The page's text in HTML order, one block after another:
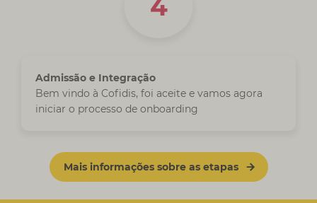
Admissão e Integração
Bem vindo à Cofidis, foi aceite e vamos agora
iniciar o processo de onboarding
Mais informações sobre as etapas